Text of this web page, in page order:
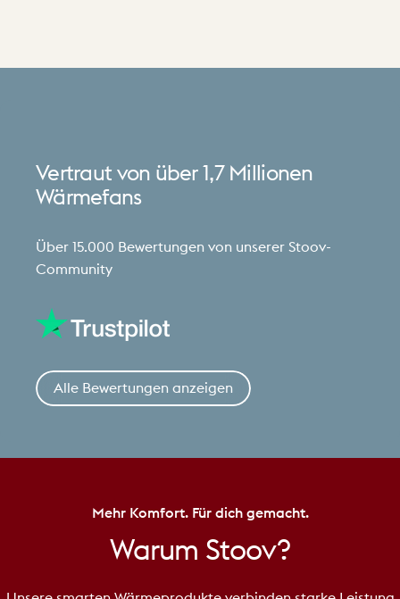
Vertraut von über 1,7 Millionen
Wärmefans
Über 15.000 Bewertungen von unserer Stoov-
Community
Alle Bewertungen anzeigen
Mehr Komfort. Für dich gemacht.
Warum Stoov?